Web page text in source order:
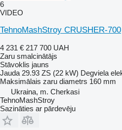
6
VIDEO
TehnoMashStroy CRUSHER-700
4 231 € 217 700 UAH
Zaru smalcinātājs
Stāvoklis jauns
Jauda 29.93 ZS (22 kW) Degviela
Maksimālais zaru diametrs 160 mm
Ukraina, m. Cherkasi
TehnoMashStroy
Sazināties ar pārdevēju